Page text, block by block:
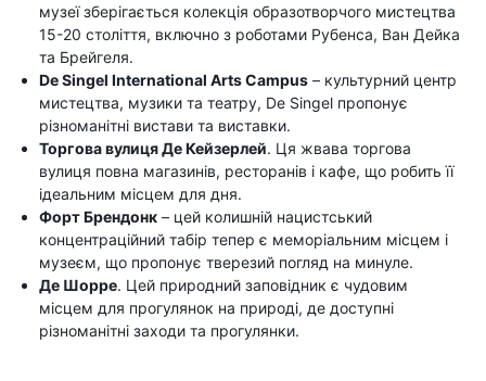
музеї зберігається колекція образотворчого мистецтва
15-20 століття, включно з роботами Рубенса, Ван Дейка
та Брейгеля.
De Singel International Arts Campus – культурний центр
мистецтва, музики та театру, De Singel пропонує
різноманітні вистави та виставки.
Торгова вулиця Де Кейзерлей. Ця жвава торгова
вулиця повна магазинів, ресторанів і кафе, що робить її
ідеальним місцем для дня.
Форт Брендонк – цей колишній нацистський
концентраційний табір тепер є меморіальним місцем і
музеєм, що пропонує тверезий погляд на минуле.
Де Шорре. Цей природний заповідник є чудовим
місцем для прогулянок на природі, де доступні
різноманітні заходи та прогулянки.